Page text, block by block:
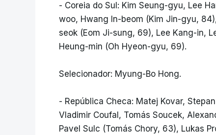
- Coreia do Sul: Kim Seung-gyu, Lee
woo, Hwang In-beom (Kim Jin-gyu,
seok (Eom Ji-sung, 69), Lee Kang-in,
Heung-min (Oh Hyeon-gyu, 69).
Selecionador: Myung-Bo Hong.
- República Checa: Matej Kovar,
Vladimir Coufal, Tomás Soucek,
Pavel Sulc (Tomás Chory, 63), Lukas